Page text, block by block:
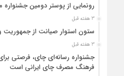
رونمایی از پوستر دومین
3 هفته قبل
ستون استوار صیانت از جمهوریت
3 هفته قبل
جشنواره رسانه‌ای چای، فرصتی
فرهنگ مصرف چای ایرانی است